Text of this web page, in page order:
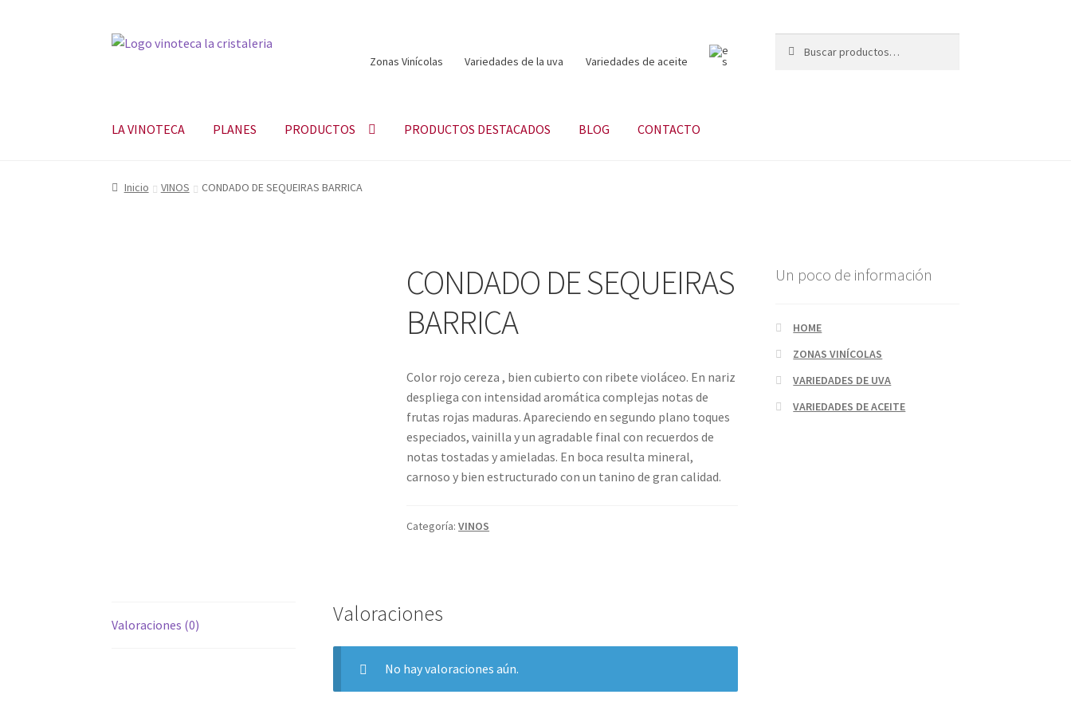
Zonas Vinícolas Variedades de la uva Variedades de aceite
LA VINOTECA PLANES PRODUCTOS PRODUCTOS DESTACADOS BLOG CONTACTO
Inicio VINOS CONDADO DE SEQUEIRAS BARRICA
CONDADO DE SEQUEIRAS
BARRICA
Color rojo cereza , bien cubierto con ribete violáceo. En nariz
despliega con intensidad aromática complejas notas de
frutas rojas maduras. Apareciendo en segundo plano toques
especiados, vainilla y un agradable final con recuerdos de
notas tostadas y amieladas. En boca resulta mineral,
carnoso y bien estructurado con un tanino de gran calidad.
Categoría:VINOS
Valoraciones (0) Valoraciones
No hay valoraciones aún.
Un poco de información
HOME
ZONAS VINÍCOLAS
VARIEDADES DE UVA
VARIEDADES DE ACEITE